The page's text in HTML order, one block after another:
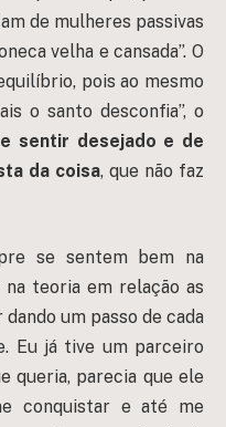
de mulheres passivas
velha e cansada”. O
pois ao mesmo
o santo desconfia”, o
sentir desejado e de
da coisa, que não faz
se sentem bem na
teoria em relação as
um passo de cada
Eu já tive um parceiro
queria, parecia que ele
conquistar e até me